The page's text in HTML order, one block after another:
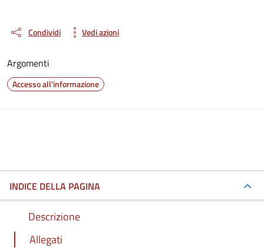
Condividi Vedi azioni
Argomenti
Accesso all'informazione
INDICE DELLA PAGINA
Descrizione
Allegati